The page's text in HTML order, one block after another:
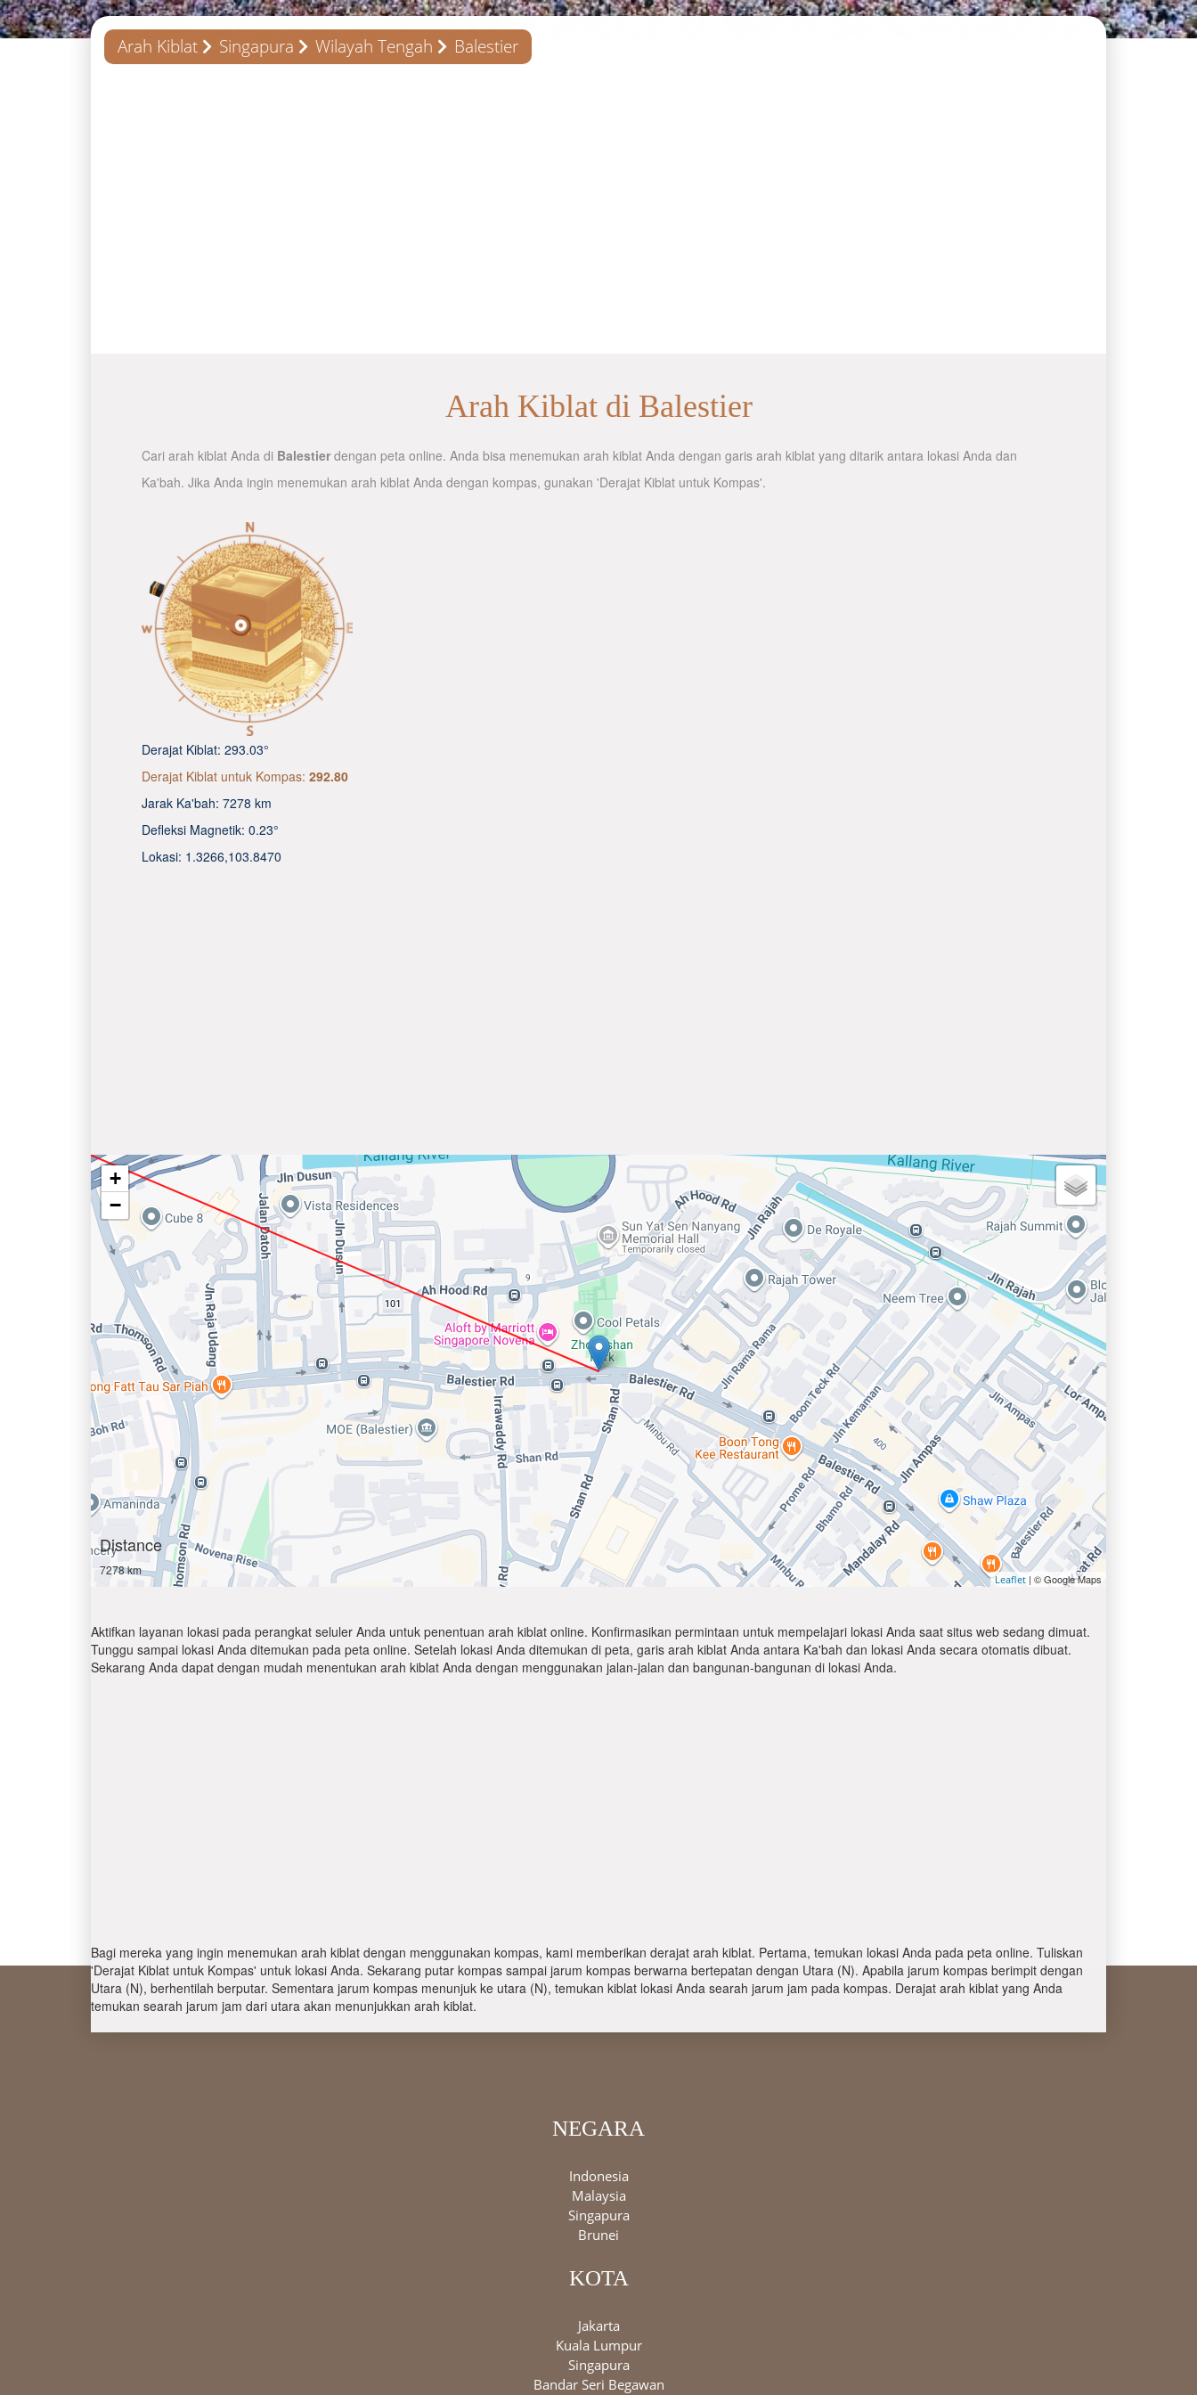
Arah Kiblat Singapura Wilayah Tengah Balestier
Arah Kiblat di Balestier
Cari arah kiblat Anda di Balestier dengan peta online. Anda bisa menemukan arah kiblat Anda dengan garis arah kiblat yang ditarik antara lokasi Anda dan
Ka'bah. Jika Anda ingin menemukan arah kiblat Anda dengan kompas, gunakan 'Derajat Kiblat untuk Kompas'.
Derajat Kiblat: 293.03°
Derajat Kiblat untuk Kompas: 292.80
Jarak Ka'bah: 7278 km
Defleksi Magnetik: 0.23°
Lokasi: 1.3266,103.8470
+
−
Distance
7278 km
Leaflet | © Google Maps
Aktifkan layanan lokasi pada perangkat seluler Anda untuk penentuan arah kiblat online. Konfirmasikan permintaan untuk mempelajari lokasi Anda saat situs web sedang dimuat.
Tunggu sampai lokasi Anda ditemukan pada peta online. Setelah lokasi Anda ditemukan di peta, garis arah kiblat Anda antara Ka'bah dan lokasi Anda secara otomatis dibuat.
Sekarang Anda dapat dengan mudah menentukan arah kiblat Anda dengan menggunakan jalan-jalan dan bangunan-bangunan di lokasi Anda.
Bagi mereka yang ingin menemukan arah kiblat dengan menggunakan kompas, kami memberikan derajat arah kiblat. Pertama, temukan lokasi Anda pada peta online. Tuliskan
'Derajat Kiblat untuk Kompas' untuk lokasi Anda. Sekarang putar kompas sampai jarum kompas berwarna bertepatan dengan Utara (N). Apabila jarum kompas berimpit dengan
Utara (N), berhentilah berputar. Sementara jarum kompas menunjuk ke utara (N), temukan kiblat lokasi Anda searah jarum jam pada kompas. Derajat arah kiblat yang Anda
temukan searah jarum jam dari utara akan menunjukkan arah kiblat.
NEGARA
Indonesia
Malaysia
Singapura
Brunei
KOTA
Jakarta
Kuala Lumpur
Singapura
Bandar Seri Begawan